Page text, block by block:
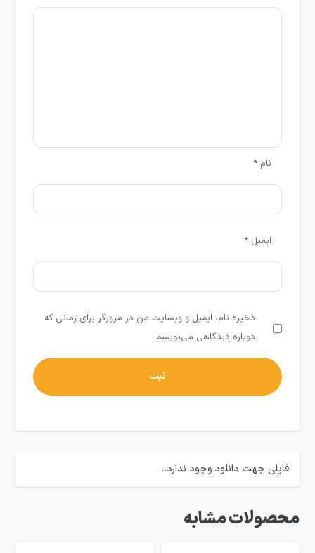
نام*
ایمیل*
ذخیره نام، ایمیل و وبسایت من در مرورگر برای زمانی که
دوباره دیدگاهی می‌نویسم.
فایلی جهت دانلود وجود ندارد..
محصولات مشابه